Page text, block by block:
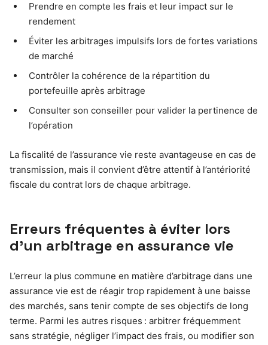
Prendre en compte les frais et leur impact sur le
rendement
Éviter les arbitrages impulsifs lors de fortes variations
de marché
Contrôler la cohérence de la répartition du
portefeuille après arbitrage
Consulter son conseiller pour valider la pertinence de
l’opération
La fiscalité de l’assurance vie reste avantageuse en cas de
transmission, mais il convient d’être attentif à l’antériorité
fiscale du contrat lors de chaque arbitrage.
Erreurs fréquentes à éviter lors
d’un arbitrage en assurance vie
L’erreur la plus commune en matière d’arbitrage dans une
assurance vie est de réagir trop rapidement à une baisse
des marchés, sans tenir compte de ses objectifs de long
terme. Parmi les autres risques : arbitrer fréquemment
sans stratégie, négliger l’impact des frais, ou modifier son